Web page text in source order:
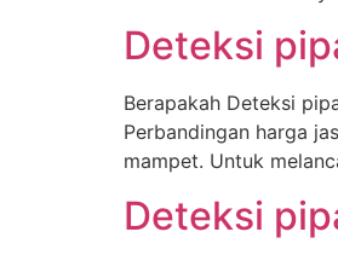
Deteksi
Berapakah Deteksi
Perbandingan harga
mampet. Untuk
Deteksi